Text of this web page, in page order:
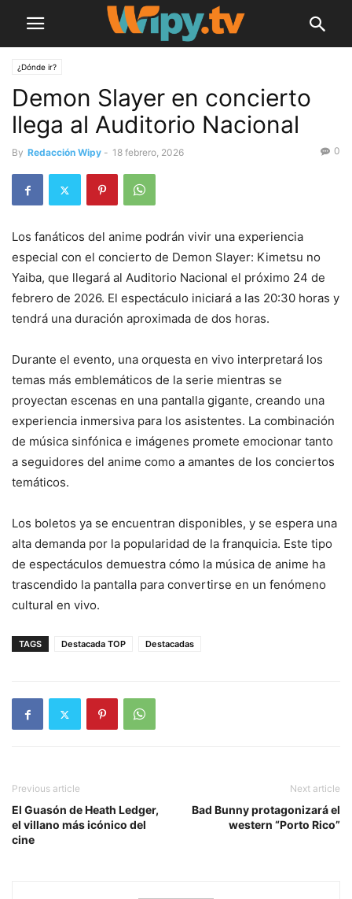
¿Dónde ir?
Demon Slayer en concierto
llega al Auditorio Nacional
By Redacción Wipy - 18 febrero, 2026 0
Los fanáticos del anime podrán vivir una experiencia
especial con el concierto de Demon Slayer: Kimetsu no
Yaiba, que llegará al Auditorio Nacional el próximo 24 de
febrero de 2026. El espectáculo iniciará a las 20:30 horas y
tendrá una duración aproximada de dos horas.
Durante el evento, una orquesta en vivo interpretará los
temas más emblemáticos de la serie mientras se
proyectan escenas en una pantalla gigante, creando una
experiencia inmersiva para los asistentes. La combinación
de música sinfónica e imágenes promete emocionar tanto
a seguidores del anime como a amantes de los conciertos
temáticos.
Los boletos ya se encuentran disponibles, y se espera una
alta demanda por la popularidad de la franquicia. Este tipo
de espectáculos demuestra cómo la música de anime ha
trascendido la pantalla para convertirse en un fenómeno
cultural en vivo.
TAGS Destacada TOP Destacadas
Previous article
El Guasón de Heath Ledger,
el villano más icónico del
cine
Next article
Bad Bunny protagonizará el
western “Porto Rico”